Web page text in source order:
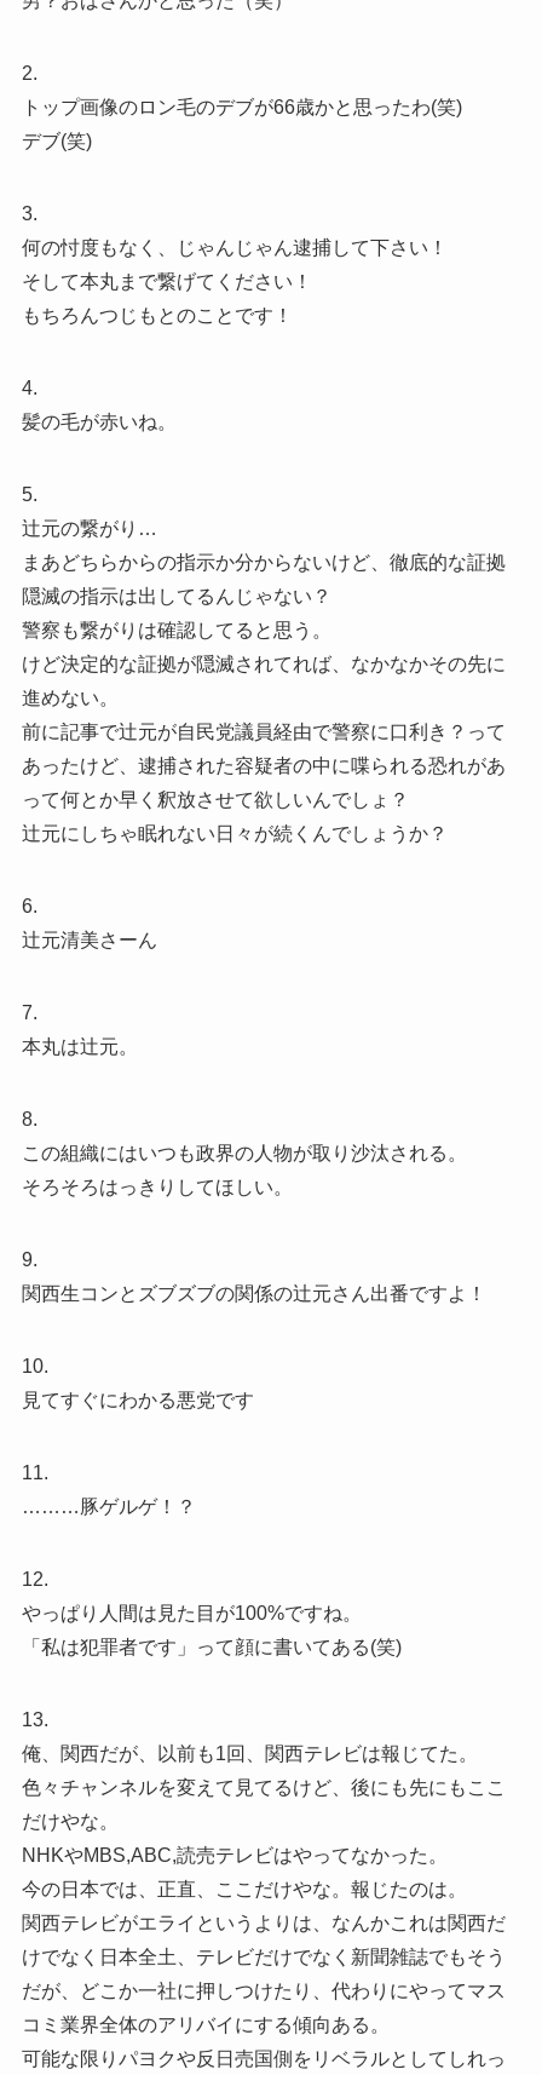
2.
トップ画像のロン毛のデブが66歳かと思ったわ(笑)
デブ(笑)
3.
何の忖度もなく、じゃんじゃん逮捕して下さい！
そして本丸まで繋げてください！
もちろんつじもとのことです！
4.
髪の毛が赤いね。
5.
辻元の繋がり…
まあどちらからの指示か分からないけど、徹底的な証拠
隠滅の指示は出してるんじゃない？
警察も繋がりは確認してると思う。
けど決定的な証拠が隠滅されてれば、なかなかその先に
進めない。
前に記事で辻元が自民党議員経由で警察に口利き？って
あったけど、逮捕された容疑者の中に喋られる恐れがあ
って何とか早く釈放させて欲しいんでしょ？
辻元にしちゃ眠れない日々が続くんでしょうか？
6.
辻元清美さーん
7.
本丸は辻元。
8.
この組織にはいつも政界の人物が取り沙汰される。
そろそろはっきりしてほしい。
9.
関西生コンとズブズブの関係の辻元さん出番ですよ！
10.
見てすぐにわかる悪党です
11.
………豚ゲルゲ！？
12.
やっぱり人間は見た目が100%ですね。
「私は犯罪者です」って顔に書いてある(笑)
13.
俺、関西だが、以前も1回、関西テレビは報じてた。
色々チャンネルを変えて見てるけど、後にも先にもここ
だけやな。
NHKやMBS,ABC,読売テレビはやってなかった。
今の日本では、正直、ここだけやな。報じたのは。
関西テレビがエライというよりは、なんかこれは関西だ
けでなく日本全土、テレビだけでなく新聞雑誌でもそう
だが、どこか一社に押しつけたり、代わりにやってマス
コミ業界全体のアリバイにする傾向ある。
可能な限りパヨクや反日売国側をリベラルとしてしれっ